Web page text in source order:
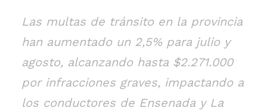
Las multas de tránsito en la provincia
han aumentado un 2,5% para julio y
agosto, alcanzando hasta $2.271.000
por infracciones graves, impactando a
los conductores de Ensenada y La